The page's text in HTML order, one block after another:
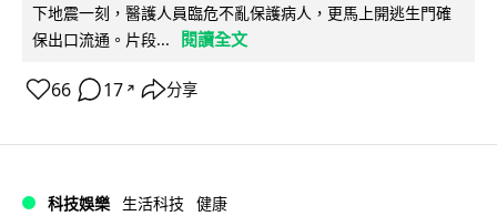
下地震一刻，醫護人員臨危不亂保護病人，更馬上開逃生門確
保出口流通。片段...
閱讀全文
66 17 ↗ 分享
科技娛樂 生活科技 健康